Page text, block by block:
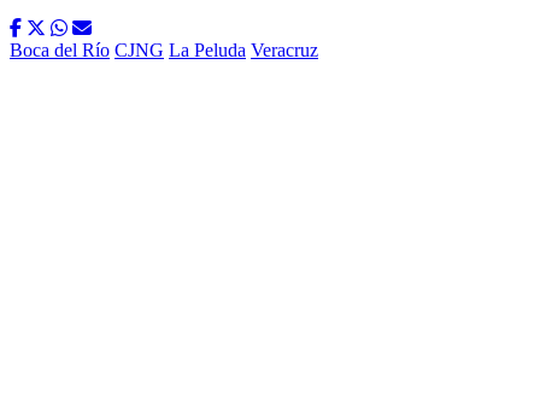
Boca del Río CJNG La Peluda Veracruz